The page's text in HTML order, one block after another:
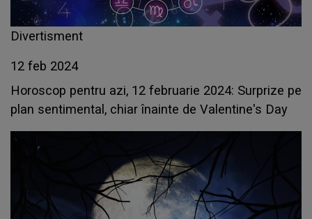
Divertisment
12 feb 2024
Horoscop pentru azi, 12 februarie 2024: Surprize pe
plan sentimental, chiar înainte de Valentine's Day